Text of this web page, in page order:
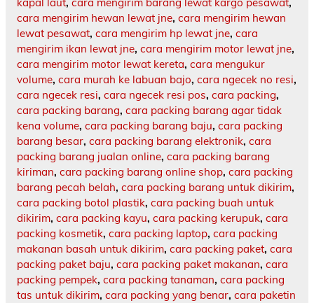
kapal laut, cara mengirim barang lewat kargo pesawat,
cara mengirim hewan lewat jne, cara mengirim hewan
lewat pesawat, cara mengirim hp lewat jne, cara
mengirim ikan lewat jne, cara mengirim motor lewat jne,
cara mengirim motor lewat kereta, cara mengukur
volume, cara murah ke labuan bajo, cara ngecek no resi,
cara ngecek resi, cara ngecek resi pos, cara packing,
cara packing barang, cara packing barang agar tidak
kena volume, cara packing barang baju, cara packing
barang besar, cara packing barang elektronik, cara
packing barang jualan online, cara packing barang
kiriman, cara packing barang online shop, cara packing
barang pecah belah, cara packing barang untuk dikirim,
cara packing botol plastik, cara packing buah untuk
dikirim, cara packing kayu, cara packing kerupuk, cara
packing kosmetik, cara packing laptop, cara packing
makanan basah untuk dikirim, cara packing paket, cara
packing paket baju, cara packing paket makanan, cara
packing pempek, cara packing tanaman, cara packing
tas untuk dikirim, cara packing yang benar, cara paketin